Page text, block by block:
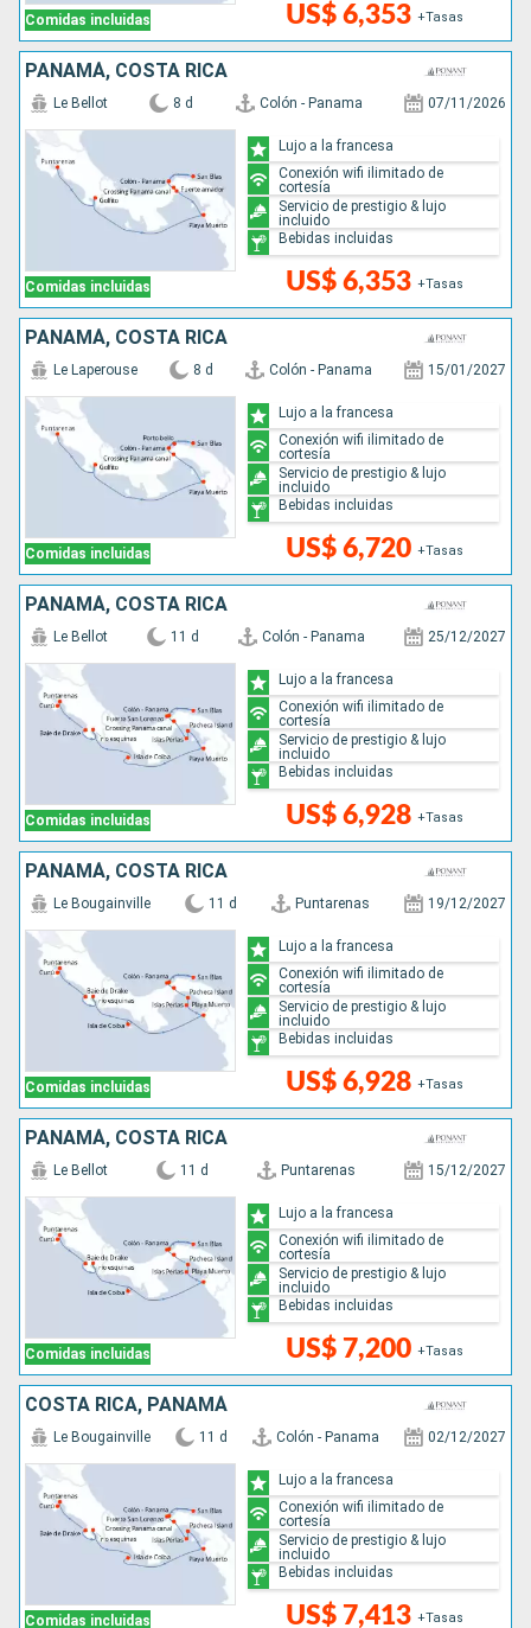
Comidas incluidas US$ 6,353 +Tasas
PANAMÁ, COSTA RICA
Comidas incluidas
Le Bellot 8 d Colón - Panama 07/11/2026
US$ 6,353 +Tasas
Lujo a la francesa
Conexión wifi ilimitado de
cortesía
Servicio de prestigio & lujo
incluido
Bebidas incluidas
PANAMÁ, COSTA RICA
Comidas incluidas
Le Laperouse 8 d Colón - Panama 15/01/2027
US$ 6,720 +Tasas
Lujo a la francesa
Conexión wifi ilimitado de
cortesía
Servicio de prestigio & lujo
incluido
Bebidas incluidas
PANAMÁ, COSTA RICA
Comidas incluidas
Le Bellot 11 d Colón - Panama 25/12/2027
US$ 6,928 +Tasas
Lujo a la francesa
Conexión wifi ilimitado de
cortesía
Servicio de prestigio & lujo
incluido
Bebidas incluidas
PANAMÁ, COSTA RICA
Comidas incluidas
Le Bougainville 11 d Puntarenas 19/12/2027
US$ 6,928 +Tasas
Lujo a la francesa
Conexión wifi ilimitado de
cortesía
Servicio de prestigio & lujo
incluido
Bebidas incluidas
PANAMÁ, COSTA RICA
Comidas incluidas
Le Bellot 11 d Puntarenas 15/12/2027
US$ 7,200 +Tasas
Lujo a la francesa
Conexión wifi ilimitado de
cortesía
Servicio de prestigio & lujo
incluido
Bebidas incluidas
COSTA RICA, PANAMÁ
Comidas incluidas
Le Bougainville 11 d Colón - Panama 02/12/2027
US$ 7,413 +Tasas
Lujo a la francesa
Conexión wifi ilimitado de
cortesía
Servicio de prestigio & lujo
incluido
Bebidas incluidas